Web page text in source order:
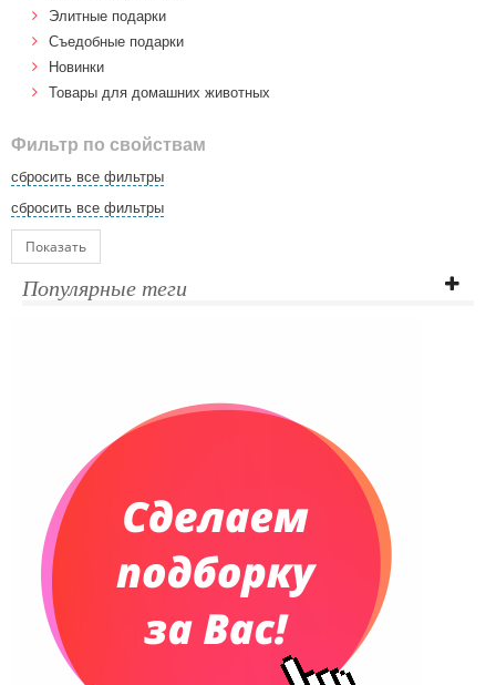
Элитные подарки
Cъедобные подарки
Новинки
Товары для домашних животных
Фильтр по свойствам
сбросить все фильтры
сбросить все фильтры
Показать
Популярные теги